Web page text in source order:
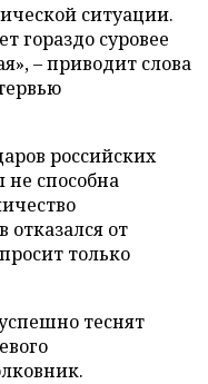
ситуации.
гораздо суровее
– приводит слова
российских
не способна
отказался от
только
теснят